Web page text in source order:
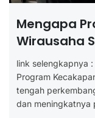
Mengapa
Wirausaha
link selengkapnya
Program
tengah
dan meningkatnya